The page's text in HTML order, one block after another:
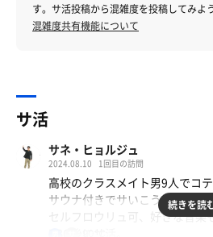
す。サ活投稿から混雑度を投稿してみよう
混雑度共有機能について
サ活
サネ・ヒョルジュ
2024.08.10 1回目の訪問
高校のクラスメイト男9人でコテ
サウナ付きでサいこう。
セルフロウリュ可、好きな音楽
続きを読